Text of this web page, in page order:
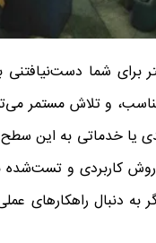
۱ میلیون تومان یا بیشتر
و تلاش مستمر
یا خدماتی به این
ارزش برای مشتریان است. در
به دنبال راهکارهای